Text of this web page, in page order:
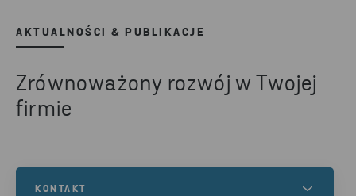
AKTUALNOŚCI & PUBLIKACJE
Zrównoważony rozwój w Twojej
firmie
KONTAKT